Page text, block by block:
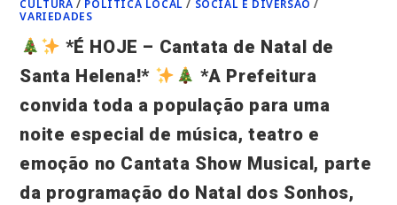
CULTURA / POLÍTICA LOCAL / SOCIAL E DIVERSÃO /
VARIEDADES
*É HOJE – Cantata de Natal de
Santa Helena!*
*A Prefeitura
convida toda a população para uma
noite especial de música, teatro e
emoção no Cantata Show Musical, parte
da programação do Natal dos Sonhos,